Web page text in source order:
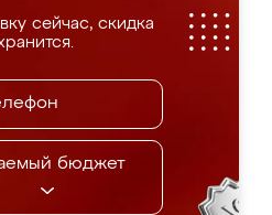
сейчас, скидка
бюджет